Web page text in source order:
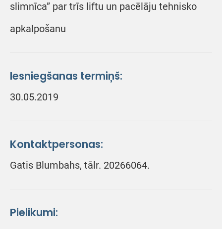
slimnīca” par trīs liftu un pacēlāju tehnisko
apkalpošanu
Iesniegšanas termiņš:
30.05.2019
Kontaktpersonas:
Gatis Blumbahs, tālr. 20266064.
Pielikumi: